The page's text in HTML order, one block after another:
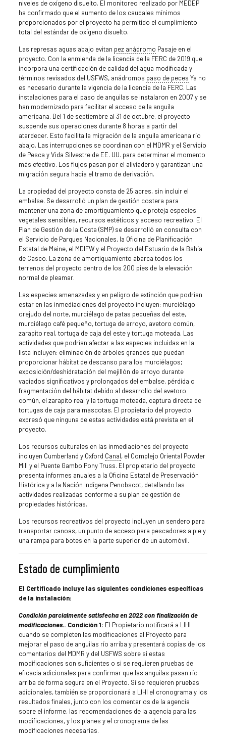
niveles de oxígeno disuelto. El monitoreo realizado por MEDEP
ha confirmado que el aumento de los caudales mínimos
proporcionados por el proyecto ha permitido el cumplimiento
total del estándar de oxígeno disuelto.
Las represas aguas abajo evitan pez anádromo Pasaje en el
proyecto. Con la enmienda de la licencia de la FERC de 2019 que
incorpora una certificación de calidad del agua modificada y
términos revisados del USFWS, anádromos paso de peces Ya no
es necesario durante la vigencia de la licencia de la FERC. Las
instalaciones para el paso de anguilas se instalaron en 2007 y se
han modernizado para facilitar el acceso de la anguila
americana. Del 1 de septiembre al 31 de octubre, el proyecto
suspende sus operaciones durante 8 horas a partir del
atardecer. Esto facilita la migración de la anguila americana río
abajo. Las interrupciones se coordinan con el MDMR y el Servicio
de Pesca y Vida Silvestre de EE. UU. para determinar el momento
más efectivo. Los flujos pasan por el aliviadero y garantizan una
migración segura hacia el tramo de derivación.
La propiedad del proyecto consta de 25 acres, sin incluir el
embalse. Se desarrolló un plan de gestión costera para
mantener una zona de amortiguamiento que proteja especies
vegetales sensibles, recursos estéticos y acceso recreativo. El
Plan de Gestión de la Costa (SMP) se desarrolló en consulta con
el Servicio de Parques Nacionales, la Oficina de Planificación
Estatal de Maine, el MDIFW y el Proyecto del Estuario de la Bahía
de Casco. La zona de amortiguamiento abarca todos los
terrenos del proyecto dentro de los 200 pies de la elevación
normal de pleamar.
Las especies amenazadas y en peligro de extinción que podrían
estar en las inmediaciones del proyecto incluyen: murciélago
orejudo del norte, murciélago de patas pequeñas del este,
murciélago café pequeño, tortuga de arroyo, avetoro común,
zarapito real, tortuga de caja del este y tortuga moteada. Las
actividades que podrían afectar a las especies incluidas en la
lista incluyen: eliminación de árboles grandes que puedan
proporcionar hábitat de descanso para los murciélagos;
exposición/deshidratación del mejillón de arroyo durante
vaciados significativos y prolongados del embalse, pérdida o
fragmentación del hábitat debido al desarrollo del avetoro
común, el zarapito real y la tortuga moteada, captura directa de
tortugas de caja para mascotas. El propietario del proyecto
expresó que ninguna de estas actividades está prevista en el
proyecto.
Los recursos culturales en las inmediaciones del proyecto
incluyen Cumberland y Oxford Canal, el Complejo Oriental Powder
Mill y el Puente Gambo Pony Truss. El propietario del proyecto
presenta informes anuales a la Oficina Estatal de Preservación
Histórica y a la Nación Indígena Penobscot, detallando las
actividades realizadas conforme a su plan de gestión de
propiedades históricas.
Los recursos recreativos del proyecto incluyen un sendero para
transportar canoas, un punto de acceso para pescadores a pie y
una rampa para botes en la parte superior de un automóvil.
Estado de cumplimiento
El Certificado incluye las siguientes condiciones específicas
de la instalación:
Condición parcialmente satisfecha en 2022 con finalización de
modificaciones.. Condición 1: El Propietario notificará a LIHI
cuando se completen las modificaciones al Proyecto para
mejorar el paso de anguilas río arriba y presentará copias de los
comentarios del MDMR y del USFWS sobre si estas
modificaciones son suficientes o si se requieren pruebas de
eficacia adicionales para confirmar que las anguilas pasan río
arriba de forma segura en el Proyecto. Si se requieren pruebas
adicionales, también se proporcionará a LIHI el cronograma y los
resultados finales, junto con los comentarios de la agencia
sobre el informe, las recomendaciones de la agencia para las
modificaciones, y los planes y el cronograma de las
modificaciones necesarias.